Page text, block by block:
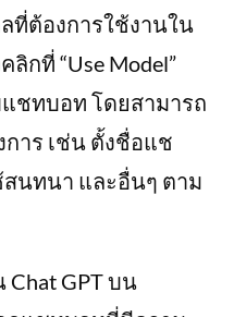
ที่ต้องการใช้งานใน
กที่ “Use Model”
ชทบอท โดยสามารถ
าร เช่น ตั้งชื่อแช
นทนา และอื่นๆ ตาม
Chat GPT บน